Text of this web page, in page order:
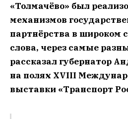
«Толмачёво» был
механизмов
партнёрства в широком
слова, через самые
рассказал губернатор
на полях XVIII
выставки «Транспорт